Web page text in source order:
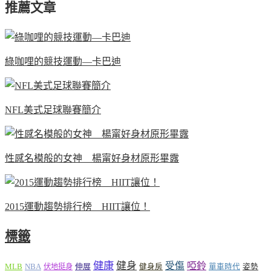
推薦文章
綠咖哩的競技運動—卡巴迪
NFL美式足球聯賽簡介
性感名模般的女神 楊甯好身材原形畢露
2015運動趨勢排行榜 HIIT讓位！
標籤
MLB NBA 伏地挺身 伸展 健康 健身 健身房 受傷 啞鈴 單車時代 姿勢